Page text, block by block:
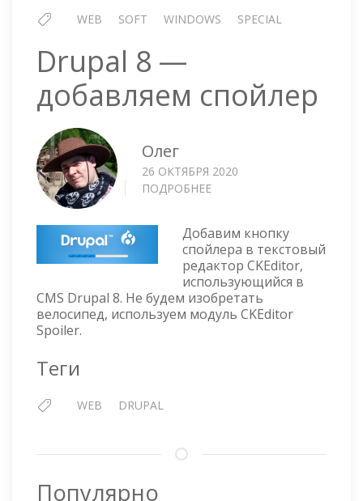
WEB SOFT WINDOWS SPECIAL
Drupal 8 —
добавляем спойлер
Олег
26 ОКТЯБРЯ 2020
ПОДРОБНЕЕ
—
ДОБАВЛЯЕМ
СПОЙЛЕР
Добавим кнопку
спойлера в текстовый
редактор CKEditor,
использующийся в
CMS Drupal 8. Не будем изобретать
велосипед, используем модуль CKEditor
Spoiler.
Теги
WEB DRUPAL
Популярно